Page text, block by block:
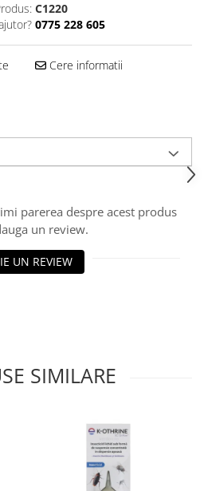
C1220
0775 228 605
Cere informatii
parerea despre acest produs
un review.
UN REVIEW
SIMILARE